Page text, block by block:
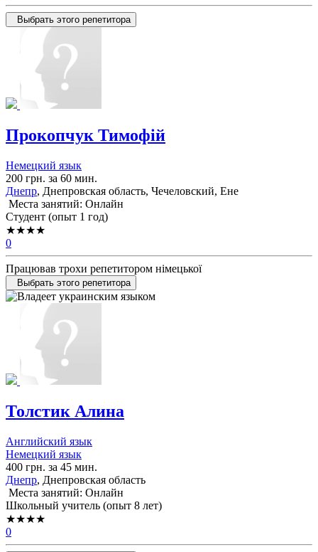
Выбрать этого репетитора
Прокопчук Тимофій
Немецкий язык
200 грн. за 60 мин.
Днепр, Днепровская область, Чечеловский, Ене
Места занятий: Онлайн
Cтудент (опыт 1 год)
★★★★
0
Працював трохи репетитором німецької
Выбрать этого репетитора
Толстик Алина
Английский язык
Немецкий язык
400 грн. за 45 мин.
Днепр, Днепровская область
Места занятий: Онлайн
Школьный учитель (опыт 8 лет)
★★★★
0